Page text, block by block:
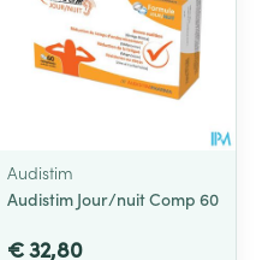
Audistim
Audistim Jour/nuit Comp 60
€ 32,80